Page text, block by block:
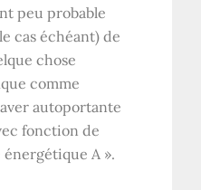
peu probable
cas échéant) de
chose
comme
autoportante
fonction de
A ».